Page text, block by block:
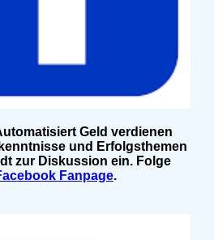
Geld verdienen
und Erfolgsthemen
zur Diskussion ein. Folge
Fanpage.